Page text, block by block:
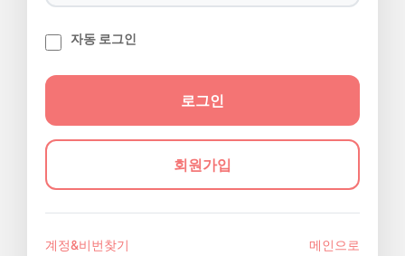
자동 로그인
회원가입
계정&비번찾기 메인으로